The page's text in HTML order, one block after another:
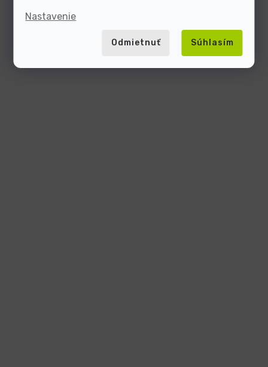
Nastavenie
Odmietnuť Súhlasím